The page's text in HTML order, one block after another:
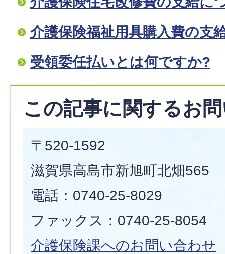
介護保険福祉用具購入費の支
受領委任払いとは何ですか?
この記事に関するお
〒520-1592
滋賀県高島市新旭町北畑565
電話：0740-25-8029
ファックス：0740-25-8054
介護保険課へのお問い合わせ